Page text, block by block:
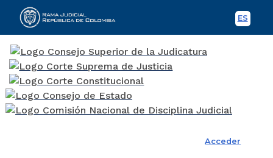
ES
Acceder